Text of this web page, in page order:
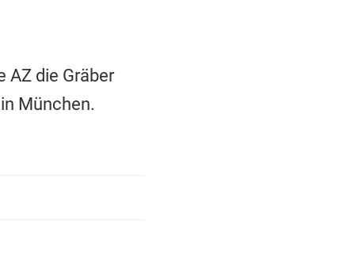
AZ die Gräber
München.